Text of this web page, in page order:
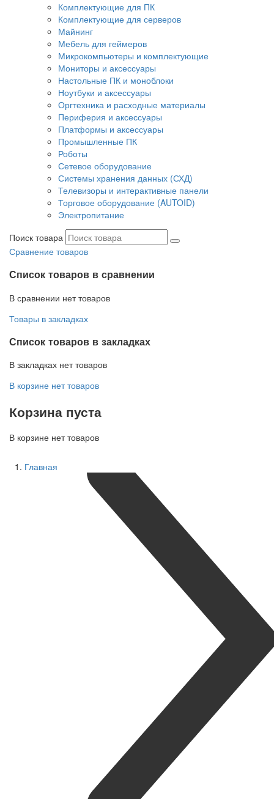
Комплектующие для ПК
Комплектующие для серверов
Майнинг
Мебель для геймеров
Микрокомпьютеры и комплектующие
Мониторы и аксессуары
Настольные ПК и моноблоки
Ноутбуки и аксессуары
Оргтехника и расходные материалы
Периферия и аксессуары
Платформы и аксессуары
Промышленные ПК
Роботы
Сетевое оборудование
Системы хранения данных (СХД)
Телевизоры и интерактивные панели
Торговое оборудование (AUTOID)
Электропитание
Поиск товара
Сравнение товаров
Список товаров в сравнении
В сравнении нет товаров
Товары в закладках
Список товаров в закладках
В закладках нет товаров
В корзине нет товаров
Корзина пуста
В корзине нет товаров
Главная